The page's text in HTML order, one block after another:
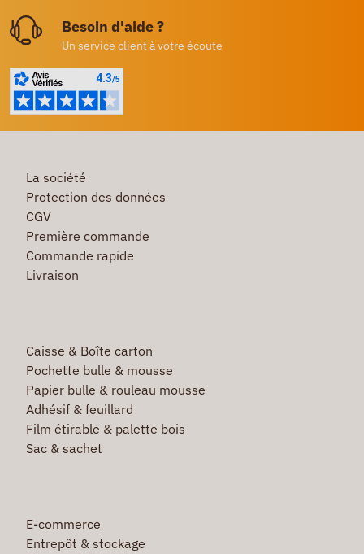
Besoin d'aide ?
Un service client à votre écoute
La société
Protection des données
CGV
Première commande
Commande rapide
Livraison
Caisse & Boîte carton
Pochette bulle & mousse
Papier bulle & rouleau mousse
Adhésif & feuillard
Film étirable & palette bois
Sac & sachet
E-commerce
Entrepôt & stockage